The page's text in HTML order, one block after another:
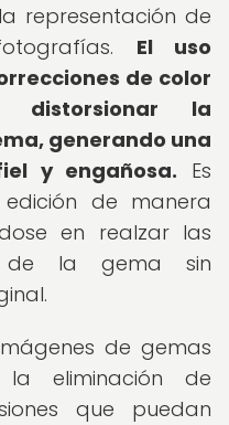
representación de
El uso
de color
distorsionar la
generando una
y engañosa. Es
de manera
en realzar las
de la gema sin
de gemas
eliminación de
que puedan